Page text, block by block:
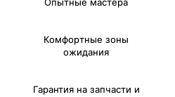
Опытные мастера
Комфортные зоны
ожидания
Гарантия на запчасти и